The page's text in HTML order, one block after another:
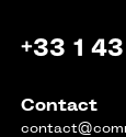
+33 1
Contact